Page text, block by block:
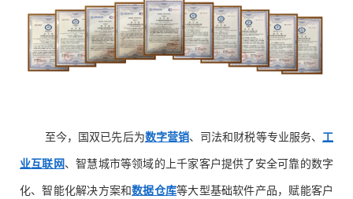
至今，国双已先后为数字营销、司法和财税等专业服务、工
业互联网 、智慧城市等领域的上千家客户提供了安全可靠的数字
化、智能化解决方案和数据仓库等大型基础软件产品，赋能客户